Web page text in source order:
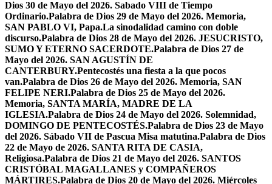
Dios 30 de Mayo del 2026. Sabado VIII de Tiempo
Ordinario.Palabra de Dios 29 de Mayo del 2026. Memoria,
SAN PABLO VI, Papa.La sinodalidad camino con doble
discurso.Palabra de Dios 28 de Mayo del 2026. JESUCRISTO,
SUMO Y ETERNO SACERDOTE.Palabra de Dios 27 de
Mayo del 2026. SAN AGUSTÍN DE
CANTERBURY.Pentecostés una fiesta a la que pocos
van.Palabra de Dios 26 de Mayo del 2026. Memoria, SAN
FELIPE NERI.Palabra de Dios 25 de Mayo del 2026.
Memoria, SANTA MARÍA, MADRE DE LA
IGLESIA.Palabra de Dios 24 de Mayo del 2026. Solemnidad,
DOMINGO DE PENTECOSTÉS.Palabra de Dios 23 de Mayo
del 2026. Sábado VII de Pascua Misa matutina.Palabra de Dios
22 de Mayo de 2026. SANTA RITA DE CASIA,
Religiosa.Palabra de Dios 21 de Mayo del 2026. SANTOS
CRISTÓBAL MAGALLANES y COMPAÑEROS
MÁRTIRES.Palabra de Dios 20 de Mayo del 2026. Miércoles